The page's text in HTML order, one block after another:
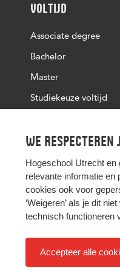
We respecteren
Hogeschool Utrecht en
relevante informatie en
cookies ook voor
‘Weigeren’ als je dit
technisch functioneren
Accepteer alle
Voltijd
Associate degree
Bachelor
Master
Studiekeuze voltijd